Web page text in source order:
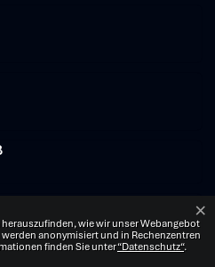
wie wir unser Webangebot
anonymisiert und in Rechenzentren
finden Sie unter“Datenschutz“.
×